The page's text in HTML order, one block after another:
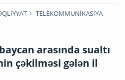
TELEKOMMUNİKASİYA
arasında sualtı
çəkilməsi gələn il